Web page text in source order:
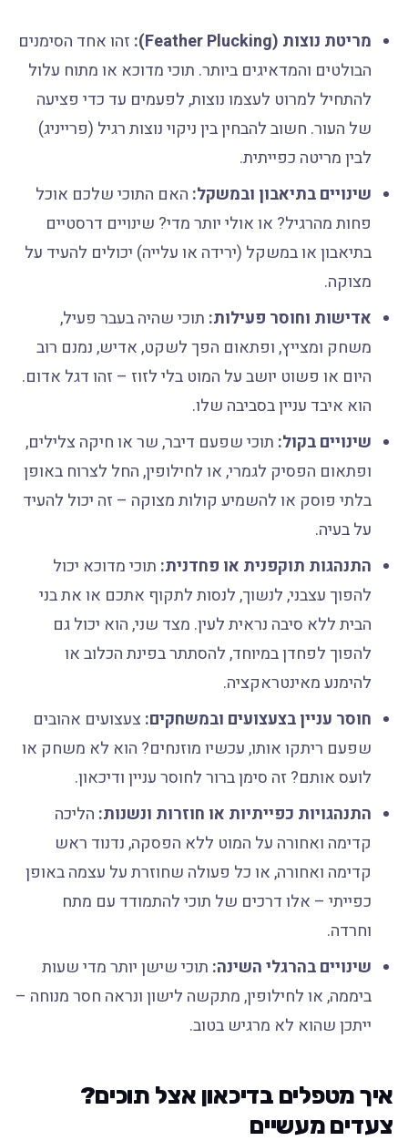
מריטת נוצות (Feather Plucking):
זהו אחד הסימנים
הבולטים והמדאיגים ביותר. תוכי מדוכא או מתוח עלול
להתחיל למרוט לעצמו נוצות, לפעמים עד כדי פציעה
של העור. חשוב להבחין בין ניקוי נוצות רגיל (פרייניג)
לבין מריטה כפייתית.
שינויים בתיאבון ובמשקל:האם התוכי שלכם אוכל
פחות מהרגיל? או אולי יותר מדי? שינויים דרסטיים
בתיאבון או במשקל (ירידה או עלייה) יכולים להעיד על
מצוקה.
אדישות וחוסר פעילות:תוכי שהיה בעבר פעיל,
משחק ומצייץ, ופתאום הפך לשקט, אדיש, נמנם רוב
היום או פשוט יושב על המוט בלי לזוז – זהו דגל אדום.
הוא איבד עניין בסביבה שלו.
שינויים בקול:תוכי שפעם דיבר, שר או חיקה צלילים,
ופתאום הפסיק לגמרי, או לחילופין, החל לצרוח באופן
בלתי פוסק או להשמיע קולות מצוקה – זה יכול להעיד
על בעיה.
התנהגות תוקפנית או פחדנית:תוכי מדוכא יכול
להפוך עצבני, לנשוך, לנסות לתקוף אתכם או את בני
הבית ללא סיבה נראית לעין. מצד שני, הוא יכול גם
להפוך לפחדן במיוחד, להסתתר בפינת הכלוב או
להימנע מאינטראקציה.
חוסר עניין בצעצועים ובמשחקים:צעצועים אהובים
שפעם ריתקו אותו, עכשיו מוזנחים? הוא לא משחק או
לועס אותם? זה סימן ברור לחוסר עניין ודיכאון.
התנהגויות כפייתיות או חוזרות ונשנות:הליכה
קדימה ואחורה על המוט ללא הפסקה, נדנוד ראש
קדימה ואחורה, או כל פעולה שחוזרת על עצמה באופן
כפייתי – אלו דרכים של תוכי להתמודד עם מתח
וחרדה.
שינויים בהרגלי השינה:תוכי שישן יותר מדי שעות
ביממה, או לחילופין, מתקשה לישון ונראה חסר מנוחה –
ייתכן שהוא לא מרגיש בטוב.
איך מטפלים בדיכאון אצל תוכים?
צעדים מעשיים